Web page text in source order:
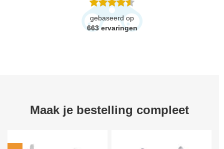
gebaseerd op
663 ervaringen
Maak je bestelling compleet